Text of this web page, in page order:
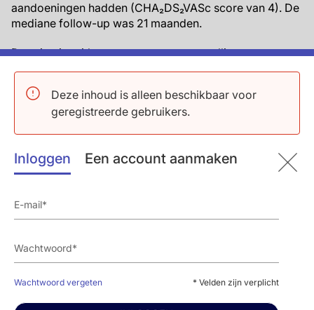
Deze inhoud is alleen beschikbaar voor
geregistreerde gebruikers.
Inloggen Een account aanmaken
Wachtwoord vergeten * Velden zijn verplicht
aandoeningen hadden (CHA₂DS₂VASc score van 4). De
mediane follow-up was 21 maanden.
De primaire uitkomst was een samenstelling van
beroerte, systemische embolie of cardiovasculaire
sterfte. De samengestelde veiligheidsuitkomst was
majeure bloeding of sterfte door alle oorzaken
- De primaire uitkomst van beroerte, systemische
embolie of cardiovasculaire sterfte vond plaats in 83
placebogroep (P=0.15).
edoxabangroep in vergelijking met de placebogroep
(149 patiënten vs. 114 patiënten; HR 1,31, 95%BI:1,07-
1,67, P=0.03).
-